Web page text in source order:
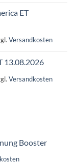
ET
Versandkosten
13.08.2026
Versandkosten
Booster